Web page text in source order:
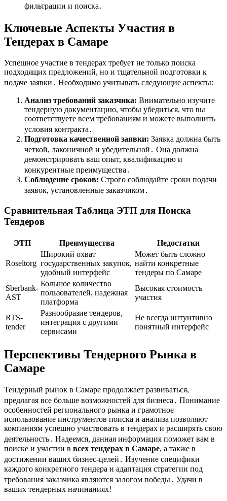
фильтрации и поиска․
Ключевые Аспекты Участия в
Тендерах в Самаре
Успешное участие в тендерах требует не только поиска
подходящих предложений, но и тщательной подготовки к
подаче заявки․ Необходимо учитывать следующие аспекты:
Анализ требований заказчика: Внимательно изучите
тендерную документацию, чтобы убедиться, что вы
соответствуете всем требованиям и можете выполнить
условия контракта․
Подготовка качественной заявки: Заявка должна быть
четкой, лаконичной и убедительной․ Она должна
демонстрировать ваш опыт, квалификацию и
конкурентные преимущества․
Соблюдение сроков: Строго соблюдайте сроки подачи
заявок, установленные заказчиком․
Сравнительная Таблица ЭТП для Поиска
Тендеров
ЭТП Преимущества Недостатки
Roseltorg
Широкий охват
государственных закупок,
удобный интерфейс
Может быть сложно
найти конкретные
тендеры по Самаре
Sberbank-
AST
Большое количество
пользователей, надежная
платформа
Высокая стоимость
участия
RTS-
tender
Разнообразие тендеров,
интеграция с другими
сервисами
Не всегда интуитивно
понятный интерфейс
Перспективы Тендерного Рынка в
Самаре
Тендерный рынок в Самаре продолжает развиваться,
предлагая все больше возможностей для бизнеса․ Понимание
особенностей регионального рынка и грамотное
использование инструментов поиска и анализа позволяют
компаниям успешно участвовать в тендерах и расширять свою
деятельность․ Надеемся, данная информация поможет вам в
поиске и участии в всех тендерах в Самаре, а также в
достижении ваших бизнес-целей․ Изучение специфики
каждого конкретного тендера и адаптация стратегии под
требования заказчика являются залогом победы․ Удачи в
ваших тендерных начинаниях!